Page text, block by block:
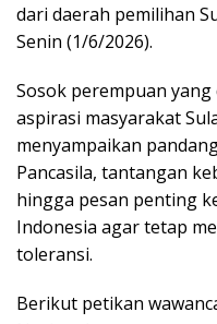
dari daerah pemilihan
Senin (1/6/2026).
Sosok perempuan
aspirasi masyarakat
menyampaikan
Pancasila, tantangan
hingga pesan penting
Indonesia agar tetap
toleransi.
Berikut petikan